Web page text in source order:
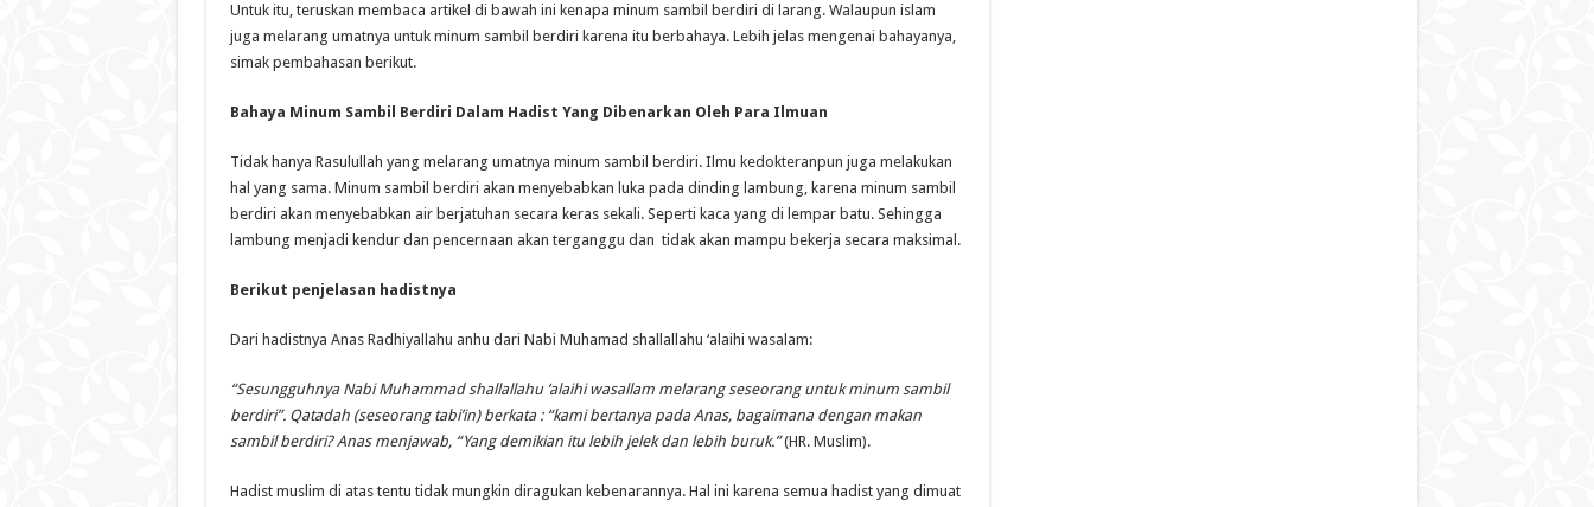
Untuk itu, teruskan membaca artikel di bawah ini kenapa minum sambil berdiri di larang. Walaupun islam
juga melarang umatnya untuk minum sambil berdiri karena itu berbahaya. Lebih jelas mengenai bahayanya,
simak pembahasan berikut.
Bahaya Minum Sambil Berdiri Dalam Hadist Yang Dibenarkan Oleh Para Ilmuan
Tidak hanya Rasulullah yang melarang umatnya minum sambil berdiri. Ilmu kedokteranpun juga melakukan
hal yang sama. Minum sambil berdiri akan menyebabkan luka pada dinding lambung, karena minum sambil
berdiri akan menyebabkan air berjatuhan secara keras sekali. Seperti kaca yang di lempar batu. Sehingga
lambung menjadi kendur dan pencernaan akan terganggu dan tidak akan mampu bekerja secara maksimal.
Berikut penjelasan hadistnya
Dari hadistnya Anas Radhiyallahu anhu dari Nabi Muhamad shallallahu ‘alaihi wasalam:
“Sesungguhnya Nabi Muhammad shallallahu ‘alaihi wasallam melarang seseorang untuk minum sambil
berdiri”. Qatadah (seseorang tabi’in) berkata : “kami bertanya pada Anas, bagaimana dengan makan
sambil berdiri? Anas menjawab, “Yang demikian itu lebih jelek dan lebih buruk.”(HR. Muslim).
Hadist muslim di atas tentu tidak mungkin diragukan kebenarannya. Hal ini karena semua hadist yang dimuat